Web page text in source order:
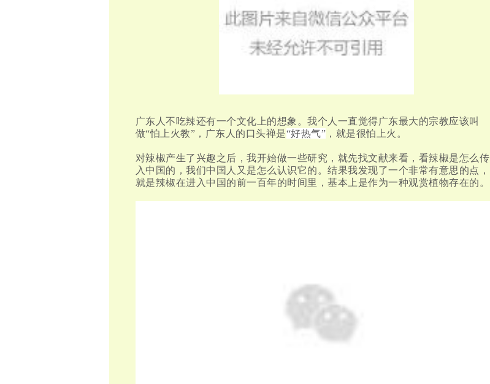
广东人不吃辣还有一个文化上的想象。我个人一直觉得广东最大的宗教应该叫
做“怕上火教”，广东人的口头禅是“好热气” ，就是很怕上火。
对辣椒产生了兴趣之后，我开始做一些研究，就先找文献来看，看辣椒是怎么传
入中国的，我们中国人又是怎么认识它的。 结果我发现了一个非常有意思的点，
就是辣椒在进入中国的前一百年的时间里，基本上是作为一种观赏植物存在的。